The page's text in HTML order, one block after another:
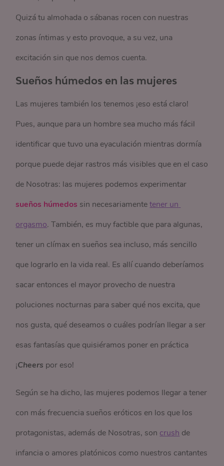
Quizá tu almohada o sábanas rocen con nuestras
zonas íntimas y esto provoque, a su vez, una
excitación sin que nos demos cuenta.
Sueños húmedos en las mujeres
Las mujeres también los tenemos ¡eso está claro!
Pues, aunque para un hombre sea mucho más fácil
identificar que tuvo una eyaculación mientras dormía
porque puede dejar rastros más visibles que en el caso
de Nosotras: las mujeres podemos experimentar
sueños húmedos sin necesariamentetener un
orgasmo. También, es muy factible que para algunas,
tener un clímax en sueños sea incluso, más sencillo
que lograrlo en la vida real. Es allí cuando deberíamos
sacar entonces el mayor provecho de nuestra
poluciones nocturnas para saber qué nos excita, que
nos gusta, qué deseamos o cuáles podrían llegar a ser
esas fantasías que quisiéramos poner en práctica
¡Cheers por eso!
Según se ha dicho, las mujeres podemos llegar a tener
con más frecuencia sueños eróticos en los que los
protagonistas, además de Nosotras, soncrush de
infancia o amores platónicos como nuestros cantantes